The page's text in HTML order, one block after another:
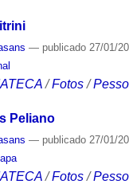
— publicado 27/01/
/Fotos /
Peliano
— publicado 27/01/
/Fotos /